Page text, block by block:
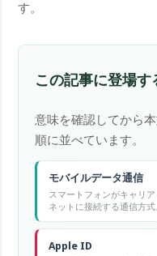
す。
この記事に登場す
意味を確認してから
順に並べています。
モバイルデータ通信
スマートフォンがキャリ
ネットに接続する通信方式
Apple ID